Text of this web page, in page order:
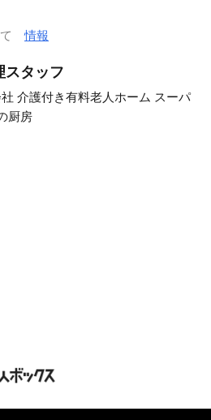
て情報
スタッフ
介護付き有料老人ホーム スーパ
厨房